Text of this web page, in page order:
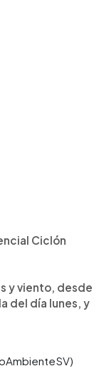
Ciclón
y viento, desde
del día lunes, y